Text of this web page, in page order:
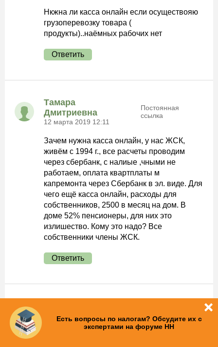
Нкжна ли касса онлайн если осуществояю
грузоперевозку товара (
продукты)..наёмных рабочих нет
Ответить
Тамара
Дмитриевна
12 марта 2019 12:11
Постоянная
ссылка
Зачем нужна касса онлайн, у нас ЖСК,
живём с 1994 г., все расчеты проводим
через сбербанк, с налиые ,чными не
работаем, оплата квартплаты м
капремонта через Сбербанк в эл. виде. Для
чего ещё касса онлайн, расходы для
собственников, 2500 в месяц на дом. В
доме 52% пенсионеры, для них это
излишество. Кому это надо? Все
собственники члены ЖСК.
Ответить
11 марта 2019 09:02
Есть вопросы по налогам? Обсудите их с
экспертами на форуме НН